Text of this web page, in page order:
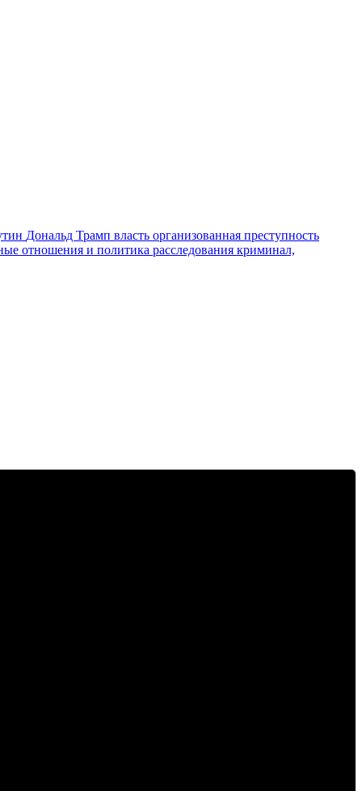
Дональд Трамп власть организованная преступность
отношения и политика расследования криминал,